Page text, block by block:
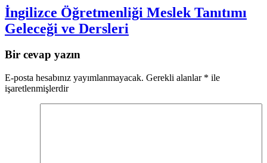
İngilizce Öğretmenliği Meslek Tanıtımı
Geleceği ve Dersleri
Bir cevap yazın
E-posta hesabınız yayımlanmayacak. Gerekli alanlar * ile
işaretlenmişlerdir